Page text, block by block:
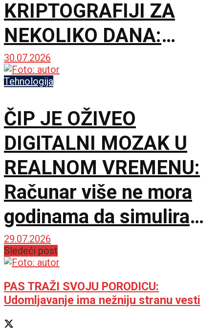
KRIPTOGRAFIJI ZA
NEKOLIKO DANA:
Lozinke nisu probijene,
ali upozorenje je
ozbiljno
30.07.2026
Tehnologija
ČIP JE OŽIVEO
DIGITALNI MOZAK U
REALNOM VREMENU:
Računar više ne mora
godinama da simulira
nekoliko sekundi
29.07.2026
Sledeći post
PAS TRAŽI SVOJU PORODICU:
Udomljavanje ima nežniju stranu vesti